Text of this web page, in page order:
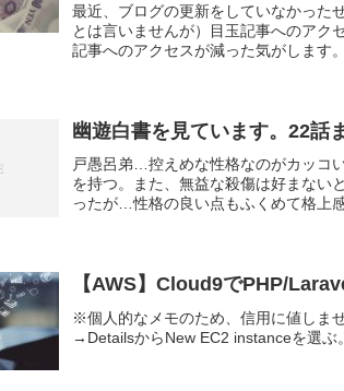
最近、ブログの更新をしていなかった
とは言いませんが）目玉記事へのアク
記事へのアクセスが減った気がします
幽遊白書を見ています。22話
戸愚呂弟…控えめな性格なのがカッコ
を持つ。また、無益な殺傷は好まない
ったが…性格の良い点もふくめて格上
【AWS】Cloud9でPHP/
※個人的なメモのため、信用に値しま
→DetailsからNew EC2 instanceを選ぶ